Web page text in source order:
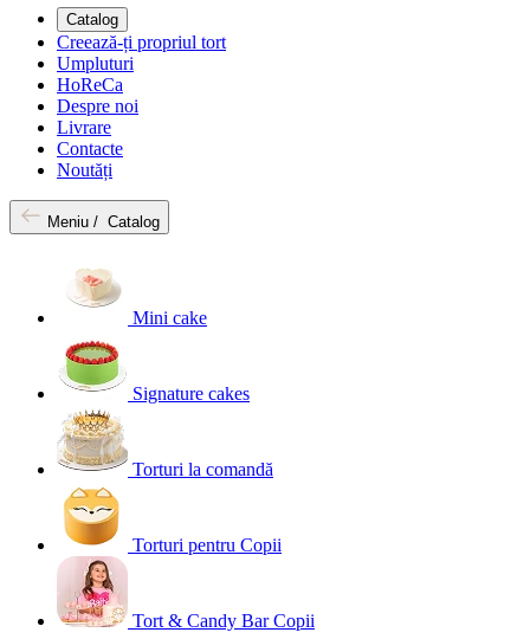
Catalog
Creează-ți propriul tort
Umpluturi
HoReCa
Despre noi
Livrare
Contacte
Noutăți
Meniu / Catalog
Mini cake
Signature cakes
Torturi la comandă
Torturi pentru Copii
Tort & Candy Bar Copii